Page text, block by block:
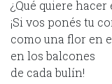
¿Qué quiere
¡Si vos ponés tu
como una flor en
en los balcones
de cada bulín!